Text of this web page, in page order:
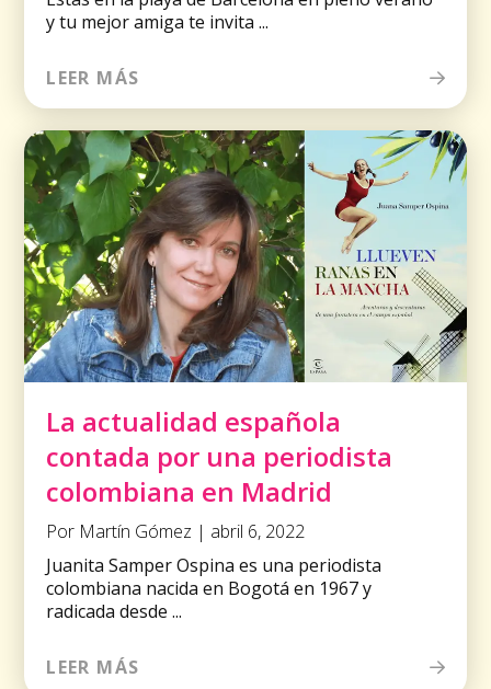
y tu mejor amiga te invita ...
LEER MÁS
La actualidad española
contada por una periodista
colombiana en Madrid
Por Martín Gómez | abril 6, 2022
Juanita Samper Ospina es una periodista
colombiana nacida en Bogotá en 1967 y
radicada desde ...
LEER MÁS